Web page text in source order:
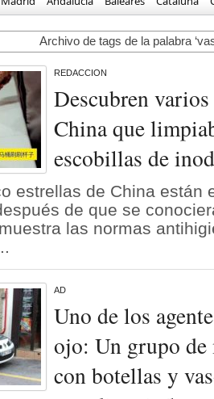
Archivo de tags de la palabra
REDACCION
Descubren
China que
escobillas de
estrellas de China están
de que se
las normas
AD
Uno de los
ojo: Un grupo de
con botellas y